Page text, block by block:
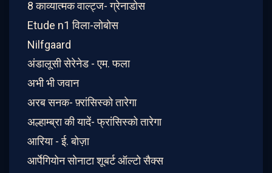
8 काव्यात्मक वाल्ट्ज- ग्रेनाडोस
Etude n1 विला-लोबोस
Nilfgaard
अंडालूसी सेरेनेड - एम. ​​फला
अभी भी जवान
अरब सनक- फ़्रांसिस्को तारेगा
अल्हाम्ब्रा की यादें- फ्रांसिस्को तारेगा
आरिया - ई. बोज़ा
आर्पेगियोन सोनाटा शूबर्ट ऑल्टो सैक्स